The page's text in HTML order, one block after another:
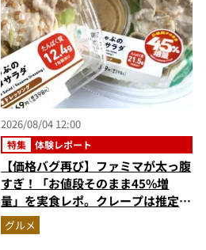
2026/08/04 12:00
特集 体験レポート
【価格バグ再び】ファミマが太っ腹
すぎ！「お値段そのまま45%増
量」を実食レポ。クレープは推定
59%増の衝撃的な大盤振る舞い
グルメ